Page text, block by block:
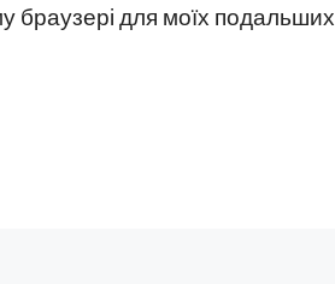
браузері для моїх подальших